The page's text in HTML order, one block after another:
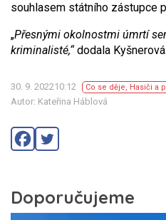
souhlasem státního zástupce
„Přesnými okolnostmi úmrtí
kriminalisté,“dodala Kyšnerová.
30. 9. 202210:12 Co se děje, Hasiči a
Autor: Kateřina Háblová